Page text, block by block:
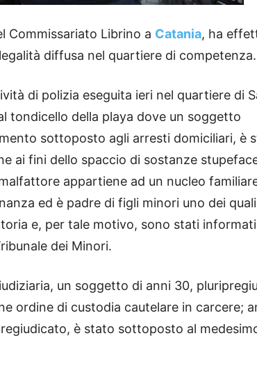
Commissariato Librino a Catania, ha
diffusa nel quartiere di competenza.
di polizia eseguita ieri nel quartiere di
tondicello della playa dove un soggetto
sottoposto agli arresti domiciliari, è
ai fini dello spaccio di sostanze
appartiene ad un nucleo
ed è padre di figli minori uno dei quali
e, per tale motivo, sono stati
dei Minori.
un soggetto di anni 30,
ordine di custodia cautelare in carcere;
è stato sottoposto al